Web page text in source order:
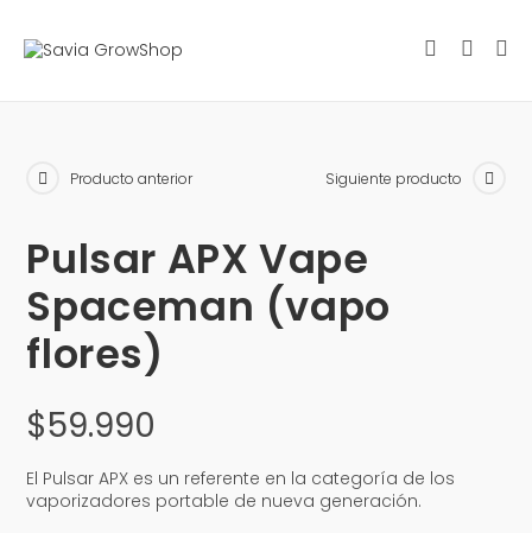
Producto anterior Siguiente producto
Pulsar APX Vape
Spaceman (vapo
flores)
$59.990
El Pulsar APX es un referente en la categoría de los
vaporizadores portable de nueva generación.